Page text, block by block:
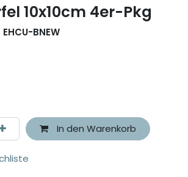
10x10cm 4er-Pkg
EHCU-BNEW
In den Warenkorb